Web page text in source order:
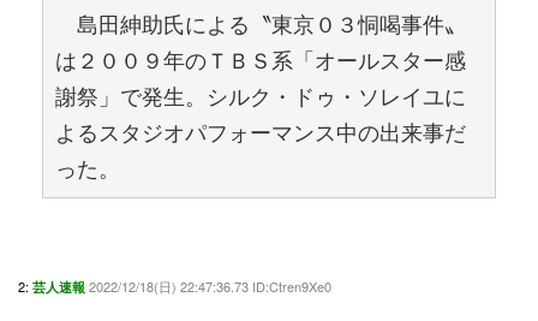
島田紳助氏による〝東京０３恫喝事件〟
は２００９年のＴＢＳ系「オールスター感
謝祭」で発生。シルク・ドゥ・ソレイユに
よるスタジオパフォーマンス中の出来事だ
った。
2: 芸人速報 2022/12/18(日) 22:47:36.73 ID:Ctren9Xe0